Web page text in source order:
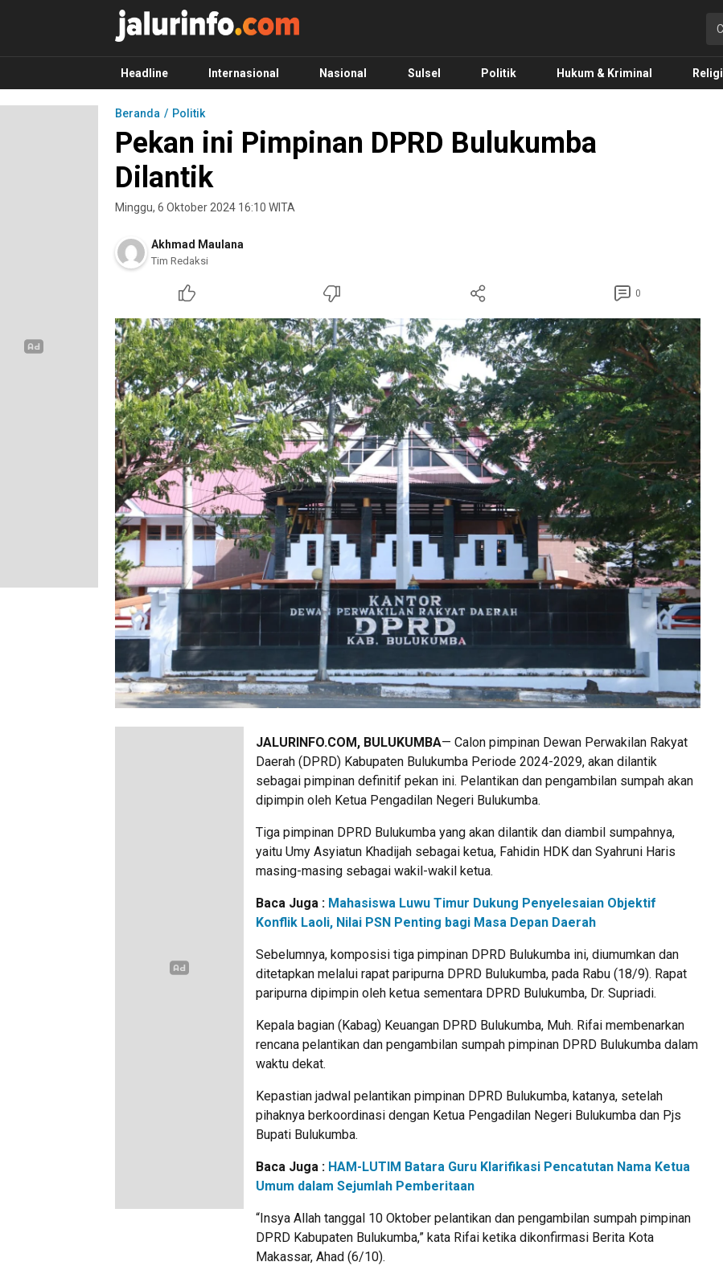
Info Terbaru, Berita Terkini Hari Ini, Jalurinfo.com
Terkini, Akurat dan Terpercaya
Headline Internasional Nasional Sulsel Politik Hukum & Kriminal Religi
Beranda Politik
Pekan ini Pimpinan DPRD Bulukumba
Dilantik
Minggu, 6 Oktober 2024 16:10 WITA
Akhmad Maulana
Tim Redaksi
0
JALURINFO.COM, BULUKUMBA— Calon pimpinan Dewan Perwakilan Rakyat
Daerah (DPRD) Kabupaten Bulukumba Periode 2024-2029, akan dilantik
sebagai pimpinan definitif pekan ini. Pelantikan dan pengambilan sumpah akan
dipimpin oleh Ketua Pengadilan Negeri Bulukumba.
Tiga pimpinan DPRD Bulukumba yang akan dilantik dan diambil sumpahnya,
yaitu Umy Asyiatun Khadijah sebagai ketua, Fahidin HDK dan Syahruni Haris
masing-masing sebagai wakil-wakil ketua.
Baca Juga : Mahasiswa Luwu Timur Dukung Penyelesaian Objektif
Konflik Laoli, Nilai PSN Penting bagi Masa Depan Daerah
Sebelumnya, komposisi tiga pimpinan DPRD Bulukumba ini, diumumkan dan
ditetapkan melalui rapat paripurna DPRD Bulukumba, pada Rabu (18/9). Rapat
paripurna dipimpin oleh ketua sementara DPRD Bulukumba, Dr. Supriadi.
Kepala bagian (Kabag) Keuangan DPRD Bulukumba, Muh. Rifai membenarkan
rencana pelantikan dan pengambilan sumpah pimpinan DPRD Bulukumba dalam
waktu dekat.
Kepastian jadwal pelantikan pimpinan DPRD Bulukumba, katanya, setelah
pihaknya berkoordinasi dengan Ketua Pengadilan Negeri Bulukumba dan Pjs
Bupati Bulukumba.
Baca Juga : HAM-LUTIM Batara Guru Klarifikasi Pencatutan Nama Ketua
Umum dalam Sejumlah Pemberitaan
“Insya Allah tanggal 10 Oktober pelantikan dan pengambilan sumpah pimpinan
DPRD Kabupaten Bulukumba,” kata Rifai ketika dikonfirmasi Berita Kota
Makassar, Ahad (6/10).